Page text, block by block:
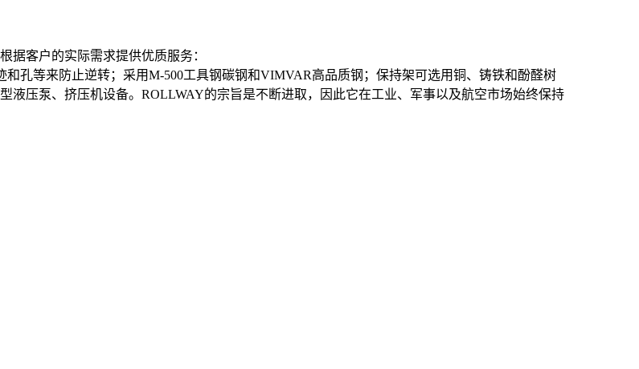
客户的实际需求提供优质服务：
等来防止逆转；采用M-500工具钢碳钢和VIMVAR高品质钢；保持架可选用铜、铸铁和酚醛树
液压泵、挤压机设备。ROLLWAY的宗旨是不断进取，因此它在工业、军事以及航空市场始终保持